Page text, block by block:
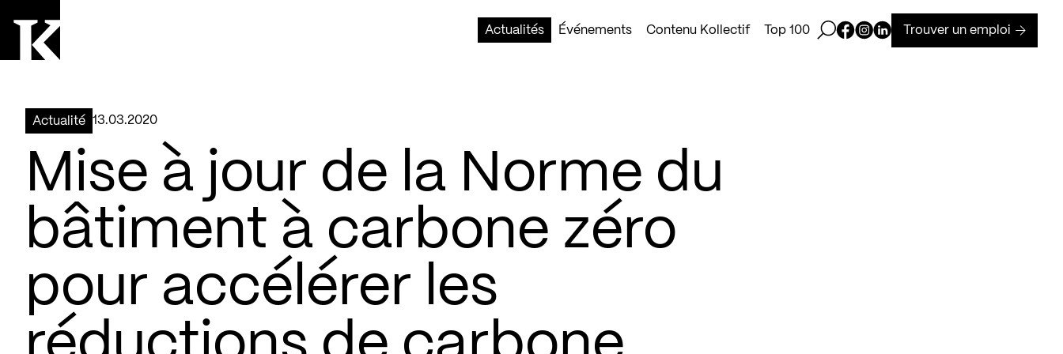
Actualités
Événements Contenu Kollectif Top 100 Ouvrir la barre de recherche
Page Facebook de Kollectif
Page Instagram de Kollectif
Page Linkedin de Kollectif
Trouver un emploi
Actualité 13.03.2020
Mise à jour de la Norme du
bâtiment à carbone zéro
pour accélérer les